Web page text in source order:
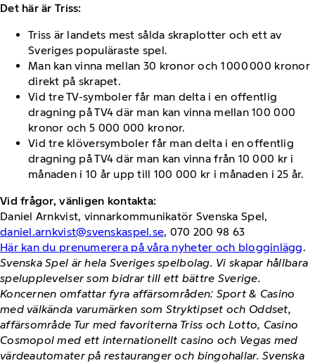
Det här är Triss:
Triss är landets mest sålda skraplotter och ett av
Sveriges populäraste spel.
Man kan vinna mellan 30 kronor och 1 000 000 kronor
direkt på skrapet.
Vid tre TV-symboler får man delta i en offentlig
dragning på TV4 där man kan vinna mellan 100 000
kronor och 5 000 000 kronor.
Vid tre klöversymboler får man delta i en offentlig
dragning på TV4 där man kan vinna från 10 000 kr i
månaden i 10 år upp till 100 000 kr i månaden i 25 år.
Vid frågor, vänligen kontakta:
Daniel Arnkvist, vinnarkommunikatör Svenska Spel,
daniel.arnkvist@svenskaspel.se, 070 200 98 63
Här kan du prenumerera på våra nyheter och blogginlägg.
Svenska Spel är hela Sveriges spelbolag. Vi skapar hållbara
spelupplevelser som bidrar till ett bättre Sverige.
Koncernen omfattar fyra affärsområden: Sport & Casino
med välkända varumärken som Stryktipset och Oddset,
affärsområde Tur med favoriterna Triss och Lotto, Casino
Cosmopol med ett internationellt casino och Vegas med
värdeautomater på restauranger och bingohallar. Svenska